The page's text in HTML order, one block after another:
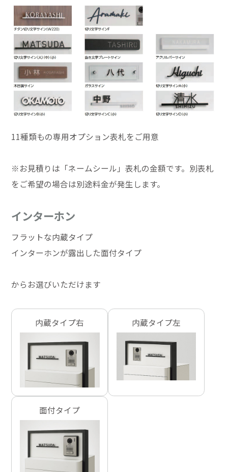
11種類もの専用オプション表札をご用意
※お見積りは「ネームシール」表札の金額です。別表札
をご希望の場合は別途料金が発生します。
インターホン
フラットな内蔵タイプ
インターホンが露出した面付タイプ
からお選びいただけます
内蔵タイプ右 内蔵タイプ左
面付タイプ